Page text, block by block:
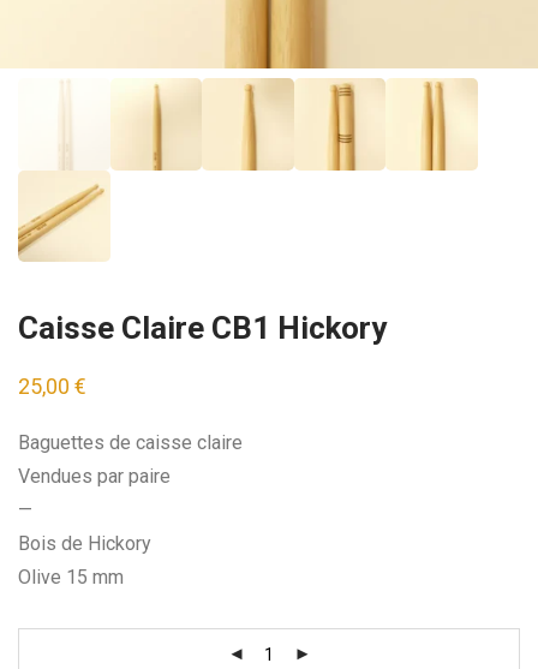
Caisse Claire CB1 Hickory
25,00 €
Baguettes de caisse claire
Vendues par paire
—
Bois de Hickory
Olive 15 mm